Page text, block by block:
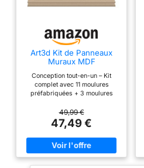
Art3d Kit de Panneaux
Muraux MDF
Conception tout-en-un – Kit
complet avec 11 moulures
préfabriquées + 3 moulures
mural en planches et lattes
immédiat Corniches décoratives
pour des détails
supplémentaires – Inclus une
corniche de rebord de comptoir
supplémentaire pour un look
raffiné et haut de gamme Projet
49,99 €
47,49 €